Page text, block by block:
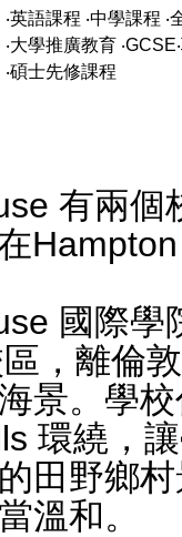
‧英語課程 ‧中學課程
‧大學推廣教育 ‧GCSE
‧碩士先修課程
有兩個
國際學
，離倫
景。學
環繞，
田野鄉
溫和。